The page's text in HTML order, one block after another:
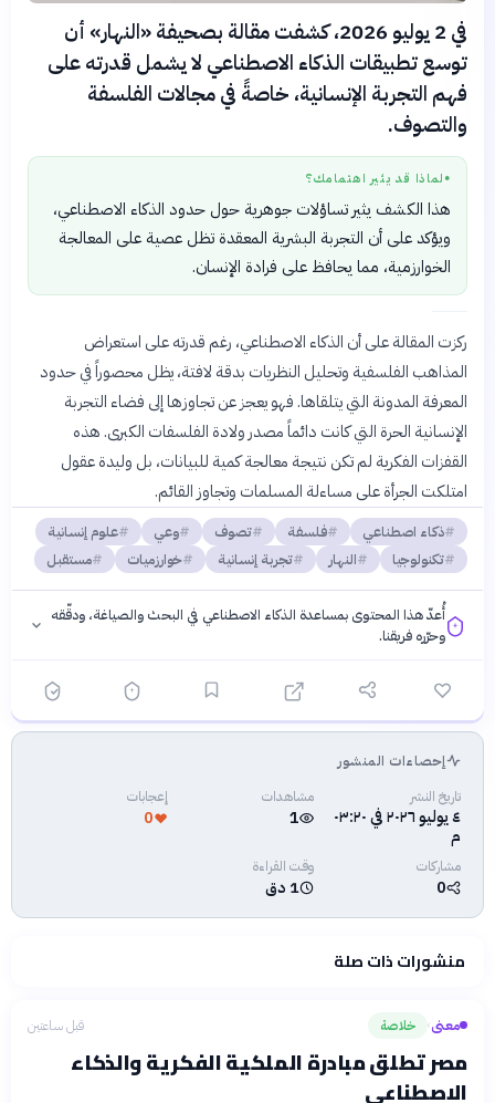
في 2 يوليو 2026، كشفت مقالة بصحيفة «النهار» أن
توسع تطبيقات الذكاء الاصطناعي لا يشمل قدرته على
فهم التجربة الإنسانية، خاصةً في مجالات الفلسفة
والتصوف.
● لماذا قد يثير اهتمامك؟
هذا الكشف يثير تساؤلات جوهرية حول حدود الذكاء الاصطناعي،
ويؤكد على أن التجربة البشرية المعقدة تظل عصية على المعالجة
الخوارزمية، مما يحافظ على فرادة الإنسان.
ركزت المقالة على أن الذكاء الاصطناعي، رغم قدرته على استعراض
المذاهب الفلسفية وتحليل النظريات بدقة لافتة، يظل محصوراً في حدود
المعرفة المدونة التي يتلقاها. فهو يعجز عن تجاوزها إلى فضاء التجربة
الإنسانية الحرة التي كانت دائماً مصدر ولادة الفلسفات الكبرى. هذه
القفزات الفكرية لم تكن نتيجة معالجة كمية للبيانات، بل وليدة عقول
امتلكت الجرأة على مساءلة المسلمات وتجاوز القائم.
ذكاء اصطناعي فلسفة تصوف وعي
علوم إنسانية
تكنولوجيا
النهار تجربة إنسانية خوارزميات مستقبل
أُعدّ هذا المحتوى بمساعدة الذكاء الاصطناعي في البحث والصياغة، ودقّقه
وحرّره فريقنا.
فلسفتنا المعرفية·سياسة الذكاء الاصطناعيإحصاءات المنشور
تاريخ النشر
٤ يوليو ٢٠٢٦ في ٠٣:٢٠
م
مشاهدات
1
إعجابات
0
مشاركات
0
وقت القراءة
1 دق
منشورات ذات صلة
معنى› خلاصة قبل ساعتين
مصر تطلق مبادرة الملكية الفكرية والذكاء
الاصطناعي